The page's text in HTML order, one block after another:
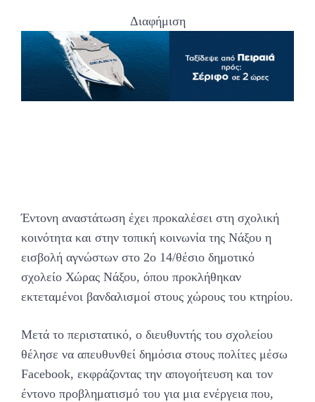
Διαφήμιση
Έντονη αναστάτωση έχει προκαλέσει στη σχολική
κοινότητα και στην τοπική κοινωνία της Νάξου η
εισβολή αγνώστων στο 2ο 14/θέσιο δημοτικό
σχολείο Χώρας Νάξου, όπου προκλήθηκαν
εκτεταμένοι βανδαλισμοί στους χώρους του κτηρίου.
Μετά το περιστατικό, ο διευθυντής του σχολείου
θέλησε να απευθυνθεί δημόσια στους πολίτες μέσω
Facebook, εκφράζοντας την απογοήτευση και τον
έντονο προβληματισμό του για μια ενέργεια που,